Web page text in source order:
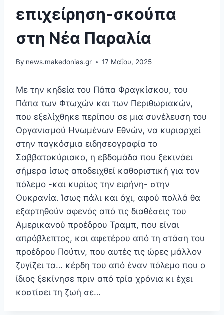
επιχείρηση-σκούπα
στη Νέα Παραλία
By news.makedonias.gr 17 Μαΐου, 2025
Με την κηδεία του Πάπα Φραγκίσκου, του
Πάπα των Φτωχών και των Περιθωριακών,
που εξελίχθηκε περίπου σε μια συνέλευση του
Οργανισμού Ηνωμένων Εθνών, να κυριαρχεί
στην παγκόσμια ειδησεογραφία το
Σαββατοκύριακο, η εβδομάδα που ξεκινάει
σήμερα ίσως αποδειχθεί καθοριστική για τον
πόλεμο -και κυρίως την ειρήνη- στην
Ουκρανία. Ίσως πάλι και όχι, αφού πολλά θα
εξαρτηθούν αφενός από τις διαθέσεις του
Αμερικανού προέδρου Τραμπ, που είναι
απρόβλεπτος, και αφετέρου από τη στάση του
προέδρου Πούτιν, που αυτές τις ώρες μάλλον
ζυγίζει τα… κέρδη του από έναν πόλεμο που ο
ίδιος ξεκίνησε πριν από τρία χρόνια κι έχει
κοστίσει τη ζωή σε…